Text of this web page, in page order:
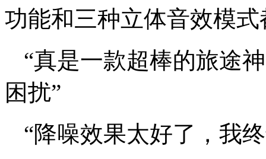
功能和三种立体音效模
“真是一款超棒的旅途
困扰”
“降噪效果太好了，我